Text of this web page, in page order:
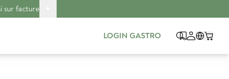
sur facture
LOGIN GASTRO